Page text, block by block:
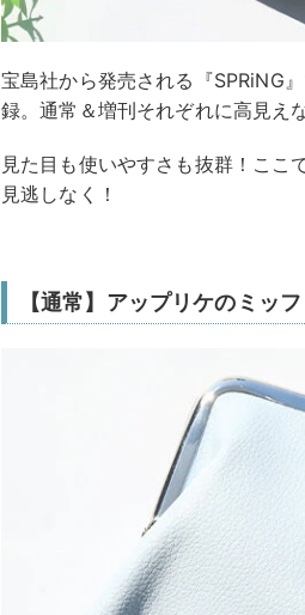
宝島社から発売される『SPRiNG』
録。通常＆増刊それぞれに高見え
見た目も使いやすさも抜群！ここ
見逃しなく！
【通常】アップリケのミッ